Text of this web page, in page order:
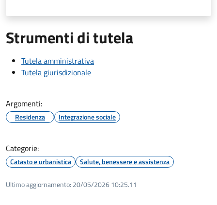
Strumenti di tutela
Tutela amministrativa
Tutela giurisdizionale
Argomenti:
Residenza Integrazione sociale
Categorie:
Catasto e urbanistica Salute, benessere e assistenza
Ultimo aggiornamento: 20/05/2026 10:25.11